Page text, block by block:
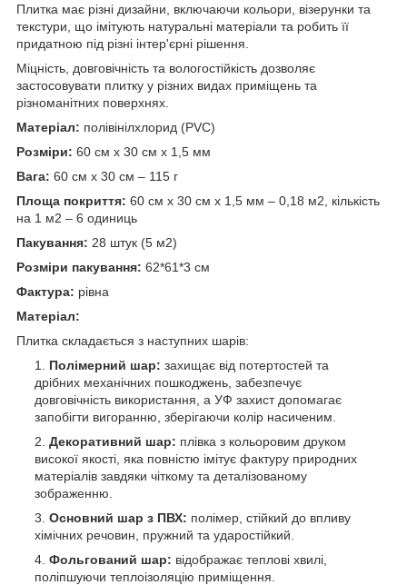
Плитка має різні дизайни, включаючи кольори, візерунки та
текстури, що імітують натуральні матеріали та робить її
придатною під різні інтер'єрні рішення.
Міцність, довговічність та вологостійкість дозволяє
застосовувати плитку у різних видах приміщень та
різноманітних поверхнях.
Матеріал: полівінілхлорид (PVC)
Розміри: 60 см х 30 см х 1,5 мм
Вага: 60 см х 30 см – 115 г
Площа покриття: 60 см х 30 см х 1,5 мм – 0,18 м2 , кількість
на 1 м2 – 6 одиниць
Пакування: 28 штук (5 м2)
Розміри пакування: 62*61*3 см
Фактура: рівна
Матеріал:
Плитка складається з наступних шарів:
Полімерний шар: захищає від потертостей та
дрібних механічних пошкоджень, забезпечує
довговічність використання, а УФ захист допомагає
запобігти вигоранню, зберігаючи колір насиченим.
Декоративний шар: плівка з кольоровим друком
високої якості, яка повністю імітує фактуру природних
матеріалів завдяки чіткому та деталізованому
зображенню.
Основний шар з ПВХ: полімер, стійкий до впливу
хімічних речовин, пружний та ударостійкий.
Фольгований шар: відображає теплові хвилі,
поліпшуючи теплоізоляцію приміщення.